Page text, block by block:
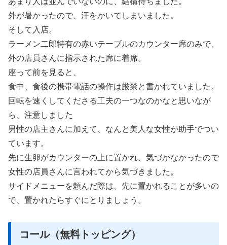
外が暑かったので、汗をかいてしまいました。
そして入店。
ラーメン二郎特有の赤いテーブルのカウンター席のみで、
外の店員さんに指示された席に着席。
座って前を見ると、
食中、食後の携帯電話の操作は厳禁と書かれていました。
回転を速くしてくださる工夫の一つなのかなと思いなが
ら、注意しました
男性の店主さんに加えて、なんと美人な女性が助手でつい
ています。
先に生卵がカウンターの上に置かれ、気づかなかったので
女性の店員さんに言われてから気づきました。
サイドメニューを頼んだ際は、先に置かれることが多いの
で、置かれたらすぐにとりましょう。
コール（無料トッピング）